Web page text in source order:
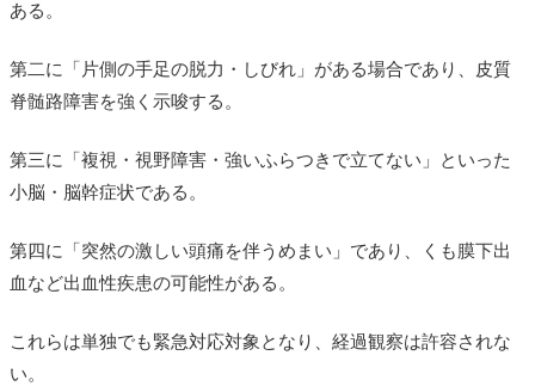
ある。
第二に「片側の手足の脱力・しびれ」がある場合であり、皮質
脊髄路障害を強く示唆する。
第三に「複視・視野障害・強いふらつきで立てない」といった
小脳・脳幹症状である。
第四に「突然の激しい頭痛を伴うめまい」であり、くも膜下出
血など出血性疾患の可能性がある。
これらは単独でも緊急対応対象となり、経過観察は許容されな
い。